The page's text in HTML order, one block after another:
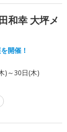
和幸 大坪メ
開催！
)～30日(木)